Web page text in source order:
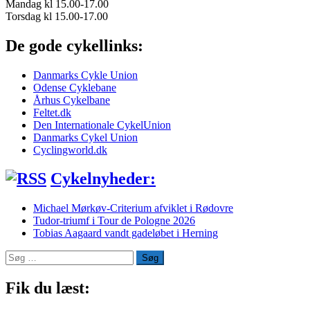
Mandag kl 15.00-17.00
Torsdag kl 15.00-17.00
De gode cykellinks:
Danmarks Cykle Union
Odense Cyklebane
Århus Cykelbane
Feltet.dk
Den Internationale CykelUnion
Danmarks Cykel Union
Cyclingworld.dk
Cykelnyheder:
Michael Mørkøv-Criterium afviklet i Rødovre
Tudor-triumf i Tour de Pologne 2026
Tobias Aagaard vandt gadeløbet i Herning
Søg
efter:
Fik du læst: